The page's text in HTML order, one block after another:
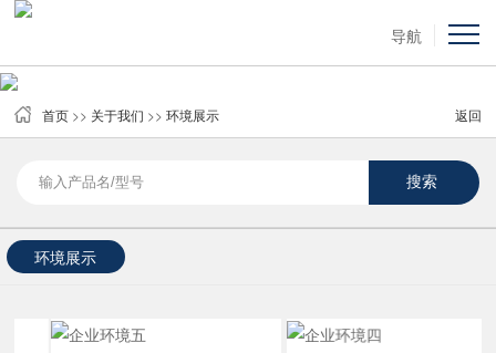
导航
首页 >> 关于我们 >>环境展示 返回
环境展示